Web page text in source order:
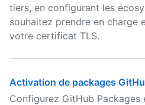
tiers, en configurant les
souhaitez prendre en charge
votre certificat TLS.
Activation de packages
Configurez GitHub Packages